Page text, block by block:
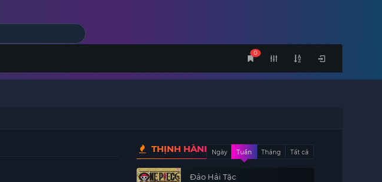
0
THỊNH HÀNHNgày Tuần Tháng Tất cả
Đảo Hải Tặc